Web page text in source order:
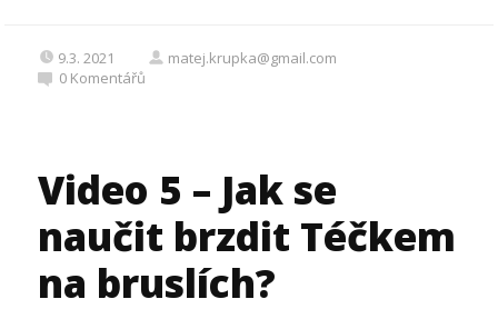
9.3. 2021
matej.krupka@gmail.com
0 Komentářů
Video 5 – Jak se
naučit brzdit Téčkem
na bruslích?